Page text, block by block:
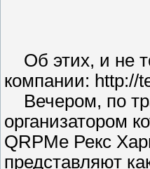
Об этих, и не
компании: http://
Вечером, по
организатором
QRPMe Рекс
представляют